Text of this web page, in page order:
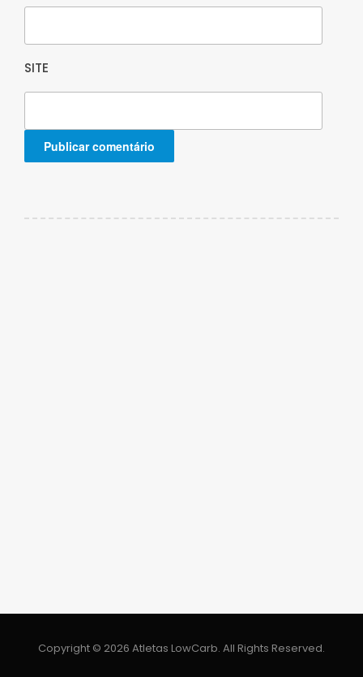
SITE
Copyright © 2026 Atletas LowCarb. All Rights Reserved.